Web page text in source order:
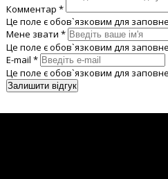
Комментар *
Це поле є обов`язковим для
Мене звати *
Це поле є обов`язковим для
E-mail *
Це поле є обов`язковим для